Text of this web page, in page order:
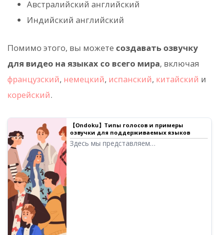
Австралийский английский
Индийский английский
Помимо этого, вы можете создавать озвучку
для видео на языках со всего мира, включая
французский, немецкий, испанский, китайский и
корейский.
【Ondoku】Типы голосов и примеры
озвучки для поддерживаемых языков
Здесь мы представляем